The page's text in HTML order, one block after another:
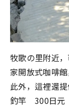
牧歌の里附近
家開放式咖啡
此外，這裡還提
釣竿 300日元